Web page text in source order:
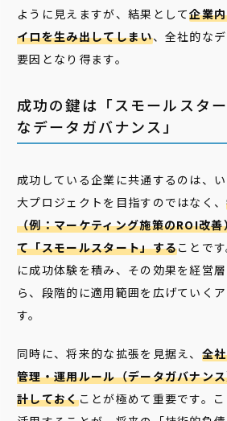
ように見えますが、結果として企業
イロを生み出してしまい、全社的な
要因となり得ます。
成功の鍵は「スモールスタ
なデータガバナンス」
成功している企業に共通するのは、
大プロジェクトを目指すのではなく、
（例：マーケティング施策のROI改
て「スモールスタート」することで
に成功体験を積み、その効果を経営
ら、段階的に適用範囲を広げていく
す。
同時に、将来的な拡張を見据え、 全
管理・運用ルール（データガバナン
計しておくことが極めて重要です。